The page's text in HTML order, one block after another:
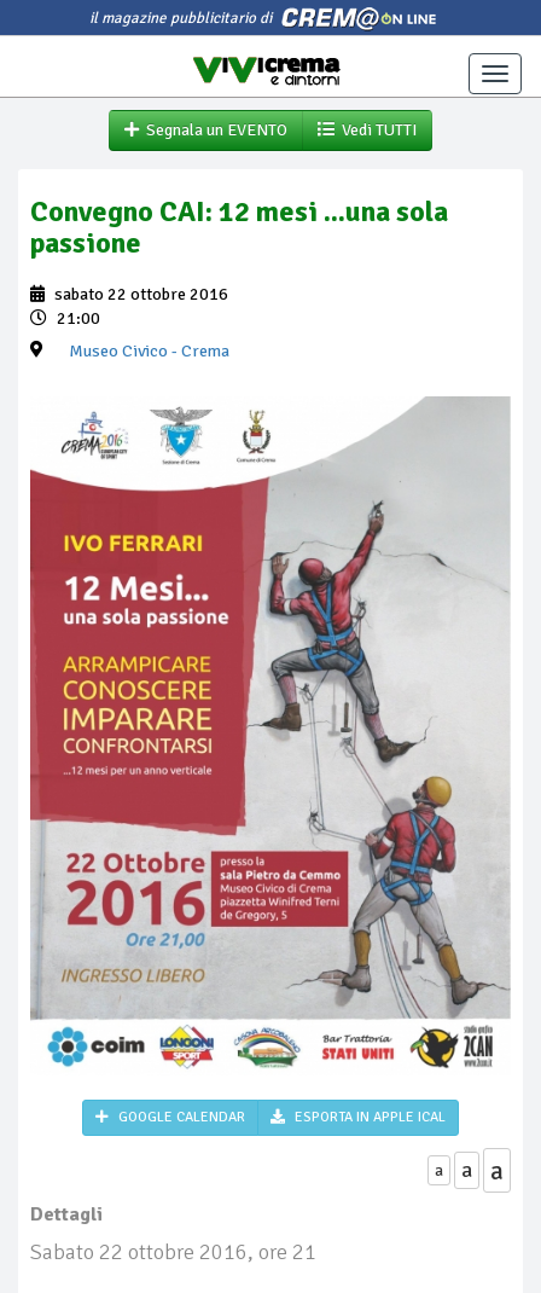
il magazine pubblicitario di
Toggle
Segnala un EVENTO
Vedi TUTTI
Convegno CAI: 12 mesi ...una sola
passione
sabato 22 ottobre 2016
21:00
Museo Civico - Crema
GOOGLE CALENDAR ESPORTA IN APPLE ICAL
a a a
Dettagli
Sabato 22 ottobre 2016, ore 21